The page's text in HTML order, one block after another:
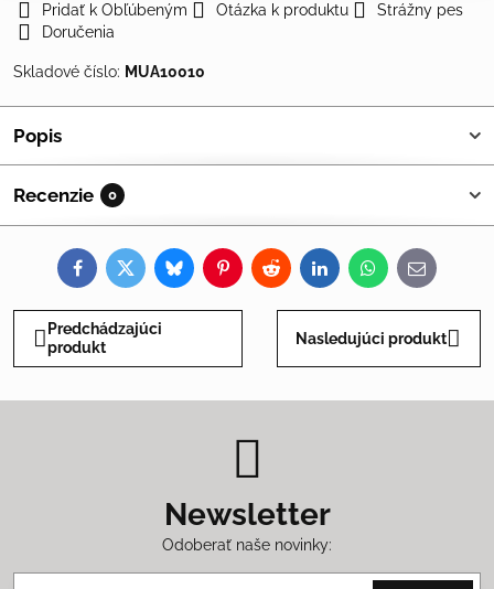
Pridať k Obľúbeným Otázka k produktu
Strážny pes
Doručenia
Skladové číslo: MUA10010
Popis
Recenzie 0
FacebookTwitterBlueskyPinterestRedditLinkedInWhatsApp
E-
mail
Predchádzajúci
produkt
Nasledujúci produkt
Newsletter
Odoberať naše novinky: